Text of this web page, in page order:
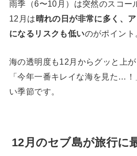
雨季（6〜10月）は突然のスコー
12月は晴れの日が非常に多く、
になるリスクも低いのがポイント
海の透明度も12月からグッと上が
「今年一番キレイな海を見た…
い季節です。
12月のセブ島が旅行に